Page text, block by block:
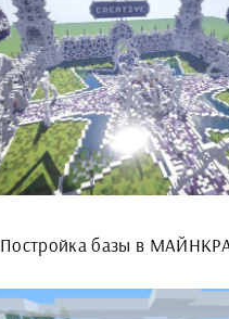
Постройка базы в